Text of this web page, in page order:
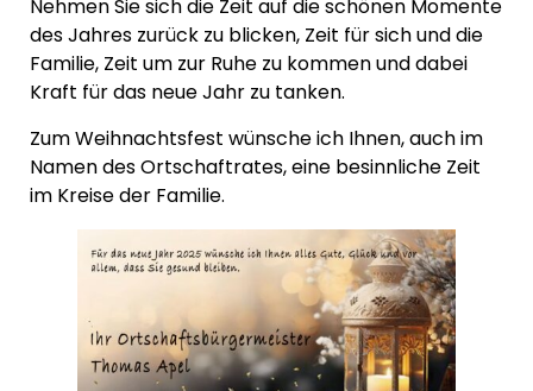
Nehmen Sie sich die Zeit auf die schönen Momente
des Jahres zurück zu blicken, Zeit für sich und die
Familie, Zeit um zur Ruhe zu kommen und dabei
Kraft für das neue Jahr zu tanken.
Zum Weihnachtsfest wünsche ich Ihnen, auch im
Namen des Ortschaftrates, eine besinnliche Zeit
im Kreise der Familie.